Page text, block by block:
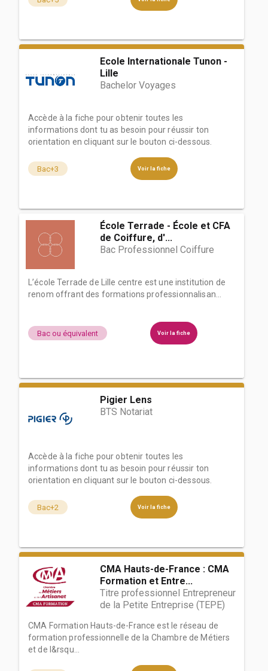
Ecole Internationale Tunon -
Lille
Bachelor Voyages
Accède à la fiche pour obtenir toutes les
informations dont tu as besoin pour réussir ton
orientation en cliquant sur le bouton ci-dessous.
Bac+3 Voir la fiche
École Terrade - École et CFA
de Coiffure, d'...
Bac Professionnel Coiffure
L’école Terrade de Lille centre est une institution de
renom offrant des formations professionnalisan...
Bac ou équivalent Voir la fiche
Pigier Lens
BTS Notariat
Accède à la fiche pour obtenir toutes les
informations dont tu as besoin pour réussir ton
orientation en cliquant sur le bouton ci-dessous.
Bac+2 Voir la fiche
CMA Hauts-de-France : CMA
Formation et Entre...
Titre professionnel Entrepreneur
de la Petite Entreprise (TEPE)
CMA Formation Hauts-de-France est le réseau de
formation professionnelle de la Chambre de Métiers
et de l&rsqu...